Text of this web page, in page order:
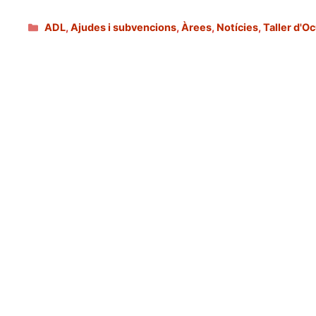
Categories
ADL,Ajudes i subvencions,Àrees, Notícies,Taller